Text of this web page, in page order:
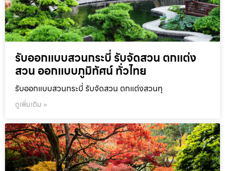
รับออกแบบสวนกระบี่ รับจัดสวน ตกแต่ง
สวน ออกแบบภูมิทัศน์ ทั่วไทย
รับออกแบบสวนกระบี่ รับจัดสวน ตกแต่งสวนทุ
ดูเพิ่มเติม »